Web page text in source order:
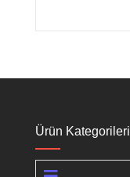
Ürün Kategorileri